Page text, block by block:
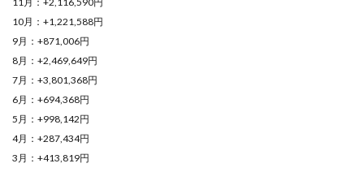
10月：+1,221,588円
9月：+871,006円
8月：+2,469,649円
7月：+3,801,368円
6月：+694,368円
5月：+998,142円
4月：+287,434円
3月：+413,819円